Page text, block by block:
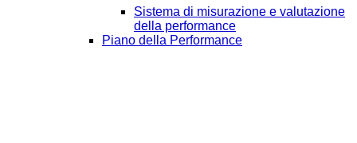
Sistema di misurazione e valutazione
della performance
Piano della Performance